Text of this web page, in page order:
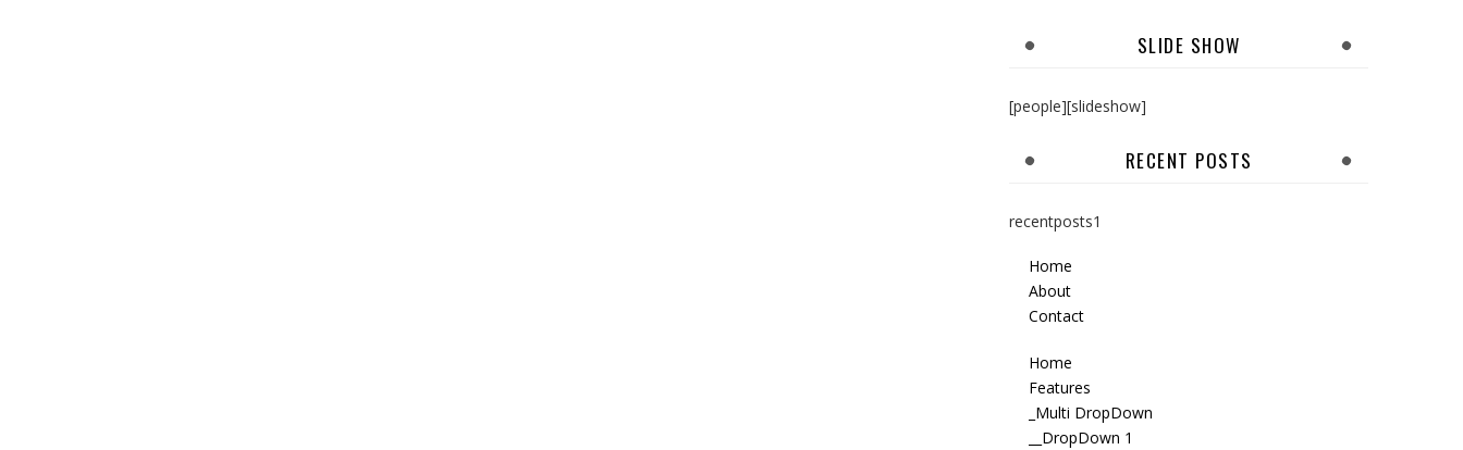
SLIDE SHOW
[people][slideshow]
RECENT POSTS
recentposts1
Home
About
Contact
Home
Features
_Multi DropDown
__DropDown 1